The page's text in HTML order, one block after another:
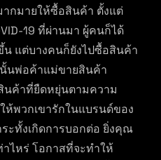
กมายให้ซื้อสินค้า ตั้งแต่
19 ที่ผ่านมา ผู้คนก็ได้
แต่บางคนก็ยังไปซื้อสินค้า
นพ่อค้าแม่ขายสินค้า
นค้าที่ยืดหยุ่นตามความ
ห้พวกเขารักในแบรนด์ของ
ะทั้งเกิดการบอกต่อ ยิ่งคุณ
ไหร่ โอกาสที่จะทำให้